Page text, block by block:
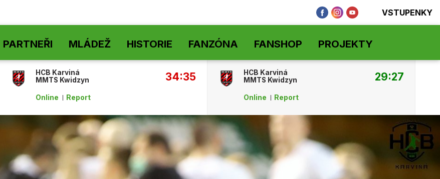
VSTUPENKY
PARTNEŘI MLÁDEŽ HISTORIE FANZÓNA FANSHOP PROJEKTY
HCB Karviná
MMTS Kwidzyn
34:35
Online Report
HCB Karviná
MMTS Kwidzyn
29:27
Online Report